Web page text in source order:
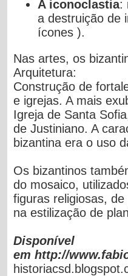
A iconoclastia:
a destruição de
ícones ).
Nas artes, os
Arquitetura:
Construção de
e igrejas. A mais
Igreja de Santa
de Justiniano. A
bizantina era o uso
Os bizantinos
do mosaico,
figuras religiosas,
na estilização de
Disponível
emhttp://